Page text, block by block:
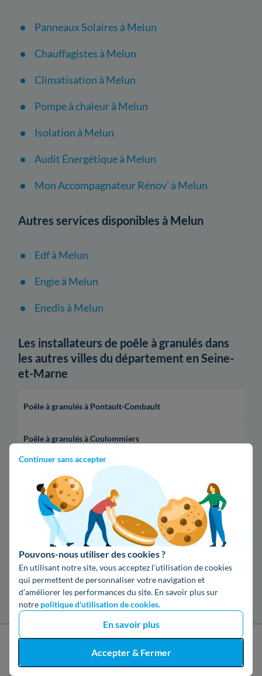
Continuer sans accepter
Pouvons-nous utiliser des cookies ?
En utilisant notre site, vous acceptez l’utilisation de cookies
qui permettent de personnaliser votre navigation et
d’améliorer les performances du site. En savoir plus sur
notre politique d'utilisation de cookies.
En savoir plus
Accepter & Fermer
J'obtiens un devis gratuit
Panneaux Solaires à Melun
Chauffagistes à Melun
Climatisation à Melun
Pompe à chaleur à Melun
Isolation à Melun
Audit Énergétique à Melun
Mon Accompagnateur Rénov' à Melun
Autres services disponibles à Melun
Edf à Melun
Engie à Melun
Enedis à Melun
Les installateurs de poêle à granulés dans
les autres villes du département en Seine-
et-Marne
Poêle à granulés à Pontault-Combault
Poêle à granulés à Coulommiers
Les installateurs de poêle à granulés dans
les villes les plus recherchées
Poêle à granulés à Nîmes
Poêle à granulés à Bordeaux
Poêle à granulés à Reims
Poêle à granulés à Limoges
Poêle à granulés à Caen